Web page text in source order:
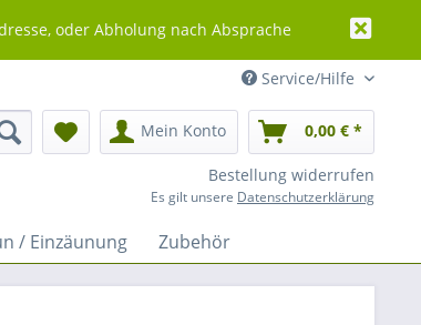
oder Abholung nach Absprache
Service/Hilfe
Mein Konto 0,00 € *
Bestellung widerrufen
Es gilt unsere Datenschutzerklärung
/ Einzäunung Zubehör